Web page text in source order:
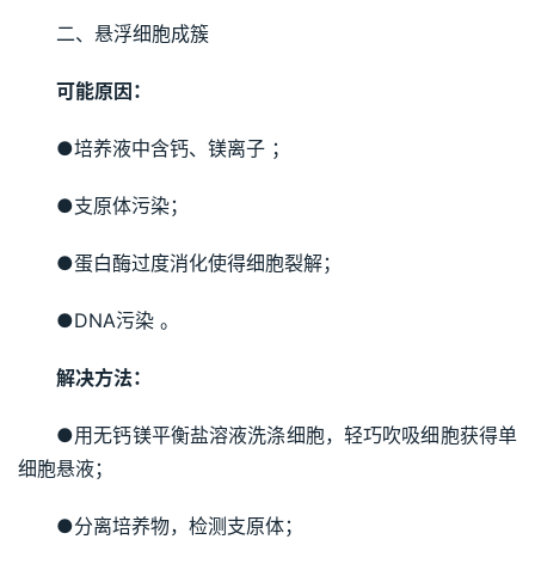
二、悬浮细胞成簇
可能原因：
●培养液中含钙、镁离子 ；
●支原体污染；
●蛋白酶过度消化使得细胞裂解；
●DNA污染 。
解决方法：
●用无钙镁平衡盐溶液洗涤细胞，轻巧吹吸细胞获得单
细胞悬液；
●分离培养物，检测支原体；